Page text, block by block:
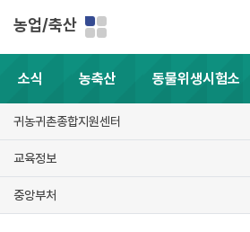
농업/축산
소식 농축산 동물위생시험소
귀농귀촌종합지원센터
교육정보
중앙부처